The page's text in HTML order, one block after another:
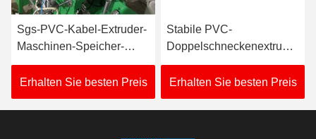
Sgs-PVC-Kabel-Extruder-
Maschinen-Speicher-
Länge 180m für THW
VCT
Erhalten Sie besten Preis
Stabile PVC-
Doppelschneckenextruder-
Maschine 3.75KW
nehmen Energie auf
Erhalten Sie besten Preis